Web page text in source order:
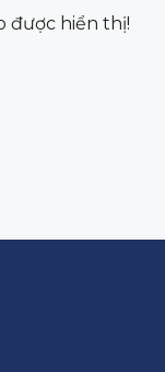
được hiển thị!